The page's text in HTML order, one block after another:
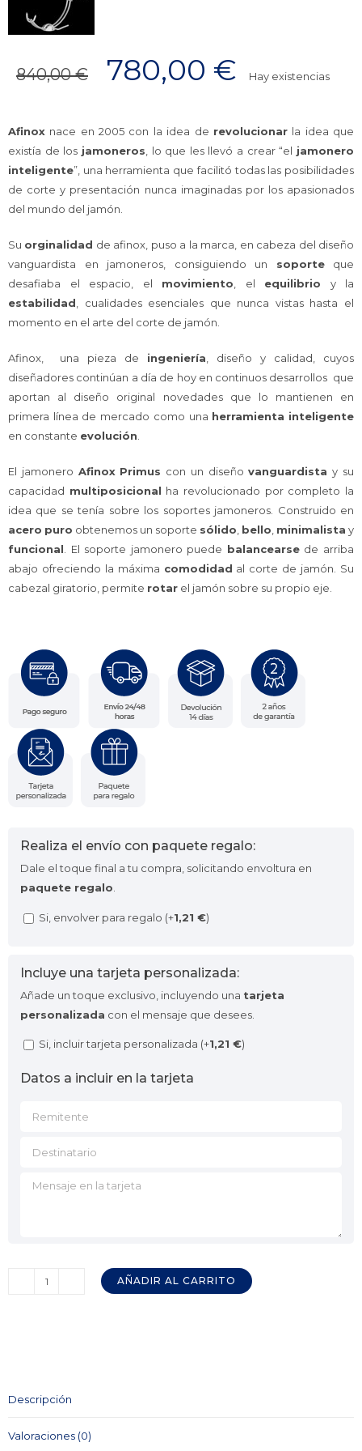
840,00€ 780,00 € Hay existencias
Afinox nace en 2005 con la idea de revolucionarla idea que
existía de los jamoneros , lo que les llevó a crear “el jamonero
inteligente”, una herramienta que facilitó todas las posibilidades
de corte y presentación nunca imaginadas por los apasionados
del mundo del jamón.
Su orginalidad de afinox, puso a la marca, en cabeza del diseño
vanguardista en jamoneros, consiguiendo un soporteque
desafiaba el espacio, el movimiento , el equilibrio y la
estabilidad , cualidades esenciales que nunca vistas hasta el
momento en el arte del corte de jamón.
Afinox, una pieza de ingeniería , diseño y calidad, cuyos
diseñadores continúan a día de hoy en continuos desarrollos que
aportan al diseño original novedades que lo mantienen en
primera línea de mercado como una herramienta inteligente
en constante evolución
El jamonero Afinox Primus con un diseñovanguardista y su
capacidad multiposicional ha revolucionado por completo la
idea que se tenía sobre los soportes jamoneros. Construido en
acero puro obtenemos un soporte sólido bello minimalista y
funcional . El soporte jamonero puede balancearsede arriba
abajo ofreciendo la máxima comodidad al corte de jamón. Su
cabezal giratorio, permite rotar el jamón sobre su propio eje.
Realiza el envío con paquete regalo:
Dale el toque final a tu compra, solicitando envoltura en
paquete regalo
Si, envolver para regalo (+1,21 €)
Incluye una tarjeta personalizada:
Añade un toque exclusivo, incluyendo una tarjeta
personalizada con el mensaje que desees.
Si, incluir tarjeta personalizada (+1,21 €)
Datos a incluir en la tarjeta
cantidad
AÑADIR AL CARRITO
Descripción
Valoraciones (0)